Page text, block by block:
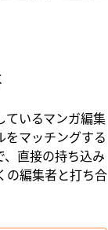
ているマンガ編集
マッチングする
直接の持ち込み
の編集者と打ち合